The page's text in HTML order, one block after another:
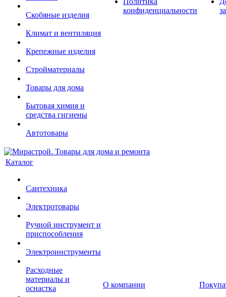
Скобяные изделия
Климат и вентиляция
Крепежные изделия
Стройматериалы
Товары для дома
Бытовая химия и
средства гигиены
Автотовары
конфиденциальности
Каталог
Сантехника
Электротовары
Ручной инструмент и
приспособления
Электроинструменты
Расходные
материалы и
оснастка
О компании